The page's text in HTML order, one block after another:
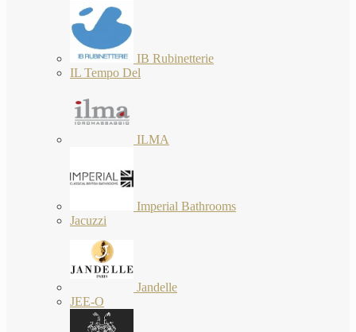
IB Rubinetterie
IL Tempo Del
ILMA
Imperial Bathrooms
Jacuzzi
Jandelle
JEE-O